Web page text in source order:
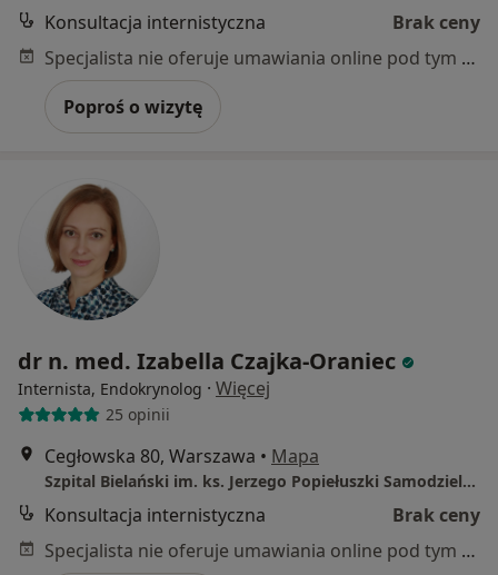
Konsultacja internistyczna
Brak ceny
Specjalista nie oferuje umawiania online pod tym adresem.
Poproś o wizytę
dr n. med. Izabella Czajka-Oraniec
Internista, Endokrynolog · Więcej
25 opinii
Cegłowska 80, Warszawa • Mapa
Szpital Bielański im. ks. Jerzego Popiełuszki Samodzielny Publiczny
Konsultacja internistyczna
Brak ceny
Specjalista nie oferuje umawiania online pod tym adresem.